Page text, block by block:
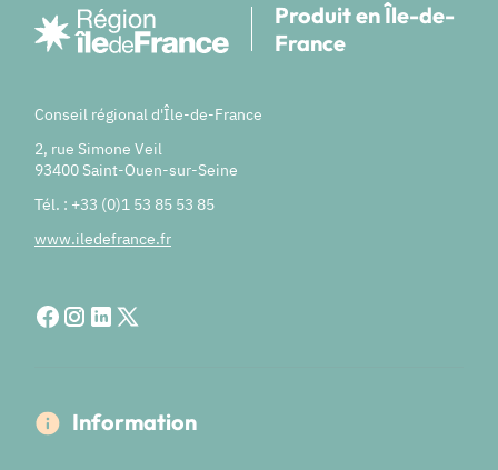
Produit en Île-de-
France
Conseil régional d'Île-de-France
2, rue Simone Veil
93400 Saint-Ouen-sur-Seine
Tél. : +33 (0)1 53 85 53 85
www.iledefrance.fr
Information